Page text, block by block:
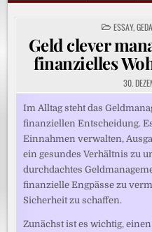
POSTED
IN
ESSAY,
Geld clever
finanzielles
30.
Im Alltag steht das
finanziellen Entscheidung.
Einnahmen verwalten,
ein gesundes Verhältnis zu
durchdachtes
finanzielle Engpässe zu
Sicherheit zu schaffen.
Zunächst ist es wichtig,